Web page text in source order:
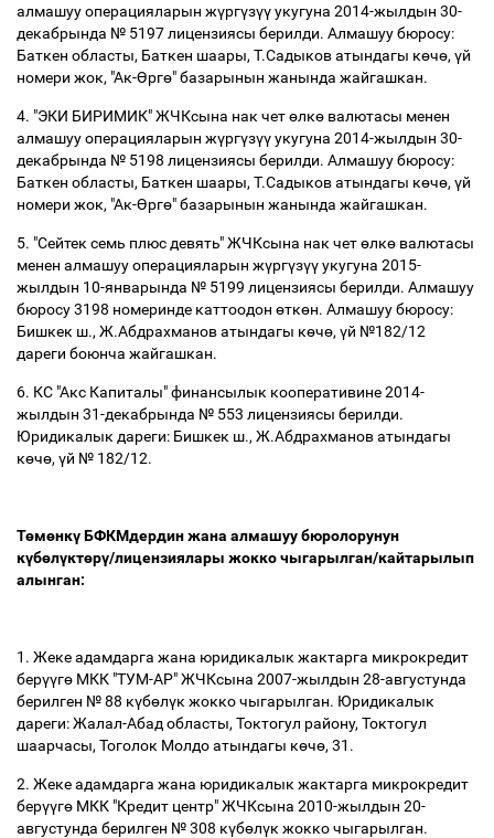
алмашуу операцияларын жүргүзүүукугуна 2014-жылдын 30-
декабрында № 5197 лицензиясы берилди. Алмашуу бюросу:
Баткен областы, Баткен шаары, Т.Cадыков атындагы көчө, үй
номери жок, "Ак-Өргө" базарынын жанында жайгашкан.
4. "ЭКИ БИРИМИК" ЖЧКсына нак четөлкө валютасы менен
алмашуу операцияларын жүргүзүүукугуна 2014-жылдын 30-
декабрында № 5198 лицензиясы берилди. Алмашуу бюросу:
Баткен областы, Баткен шаары, Т.Cадыков атындагы көчө, үй
номери жок, "Ак-Өргө" базарынын жанында жайгашкан.
5. "Сейтек семь плюс девять" ЖЧКсына нак четөлкө валютасы
менен алмашуу операцияларын жүргүзүүукугуна 2015-
жылдын 10-январында № 5199 лицензиясы берилди. Алмашуу
бюросу 3198 номеринде каттоодон өткөн. Алмашуу бюросу:
Бишкек ш., Ж.Абдрахманов атындагы көчө, үй №182/12
дареги боюнча жайгашкан.
6. КС "Акс Капиталы" финансылык кооперативине 2014-
жылдын 31-декабрында № 553 лицензиясы берилди.
Юридикалык дареги: Бишкек ш., Ж.Абдрахманов атындагы
көчө, үй № 182/12.
ТөмөнкүБФКМдердин жана алмашуу бюролорунун
күбөлүктөрү/лицензиялары жокко чыгарылган/кайтарылып
алынган:
1. Жеке адамдарга жана юридикалык жактарга микрокредит
берүүгө МКК "ТУМ-АР" ЖЧКсына 2007-жылдын 28-августунда
берилген № 88 күбөлүк жокко чыгарылган. Юридикалык
дареги: Жалал-Абад областы, Токтогул району, Токтогул
шаарчасы, Тоголок Молдо атындагы көчө, 31.
2. Жеке адамдарга жана юридикалык жактарга микрокредит
берүүгө МКК "Кредит центр" ЖЧКсына 2010-жылдын 20-
августунда берилген № 308 күбөлүк жокко чыгарылган.